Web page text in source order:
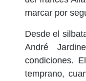
marcar por
Desde el
André
condiciones.
temprano,